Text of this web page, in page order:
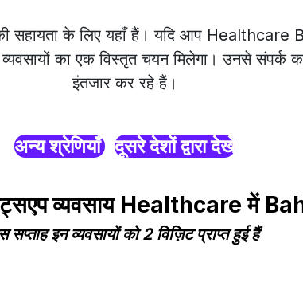
सहायता के लिए यहाँ हैं। यदि आप Healthcare
व्यवसायों का एक विस्तृत चयन मिलेगा। उनसे संपर्क
इंतजार कर रहे हैं।
अन्य श्रेणियाँ दूसरे देशों द्वारा देखें
व्यवसाय Healthcare में
सप्ताह इन व्यवसायों को 2 विज़िट प्राप्त हुई हैं